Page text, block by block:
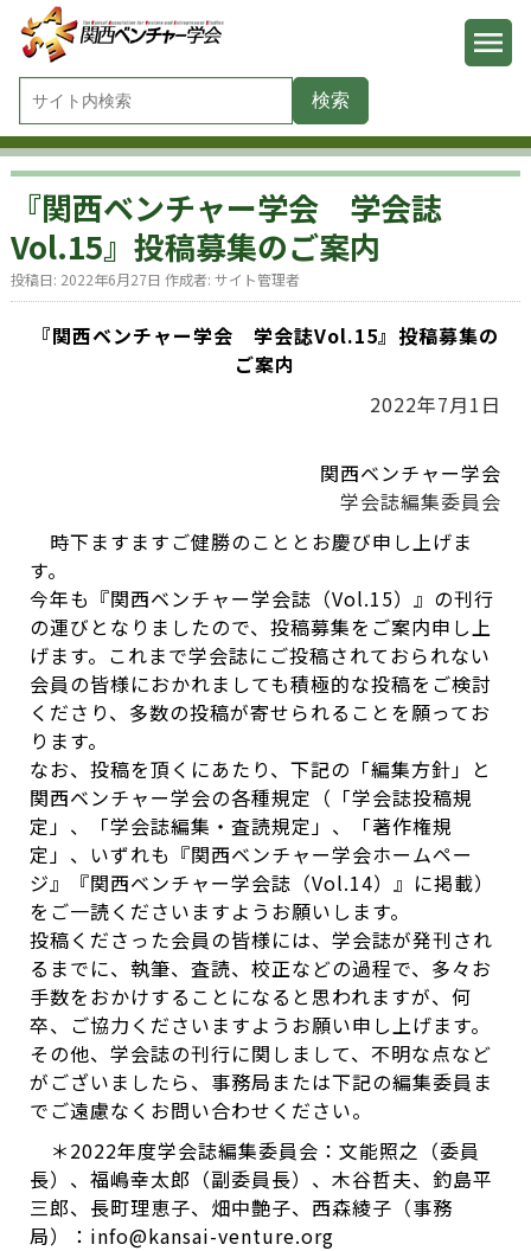
『関西ベンチャー学会 学会誌
Vol.15』投稿募集のご案内
投稿日: 2022年6月27日 作成者: サイト管理者
『関西ベンチャー学会 学会誌Vol.15』投稿募集の
ご案内
2022年7月1日
関西ベンチャー学会
学会誌編集委員会
時下ますますご健勝のこととお慶び申し上げま
す。
今年も『関西ベンチャー学会誌（Vol.15）』の刊行
の運びとなりましたので、投稿募集をご案内申し上
げます。これまで学会誌にご投稿されておられない
会員の皆様におかれましても積極的な投稿をご検討
くださり、多数の投稿が寄せられることを願ってお
ります。
なお、投稿を頂くにあたり、下記の「編集方針」と
関西ベンチャー学会の各種規定（「学会誌投稿規
定」、「学会誌編集・査読規定」、「著作権規
定」、いずれも『関西ベンチャー学会ホームペー
ジ』『関西ベンチャー学会誌（Vol.14）』に掲載）
をご一読くださいますようお願いします。
投稿くださった会員の皆様には、学会誌が発刊され
るまでに、執筆、査読、校正などの過程で、多々お
手数をおかけすることになると思われますが、何
卒、ご協力くださいますようお願い申し上げます。
その他、学会誌の刊行に関しまして、不明な点など
がございましたら、事務局または下記の編集委員ま
でご遠慮なくお問い合わせください。
＊2022年度学会誌編集委員会：文能照之（委員
長）、福嶋幸太郎（副委員長）、木谷哲夫、釣島平
三郎、長町理恵子、畑中艶子、西森綾子（事務
局）：info@kansai-venture.org